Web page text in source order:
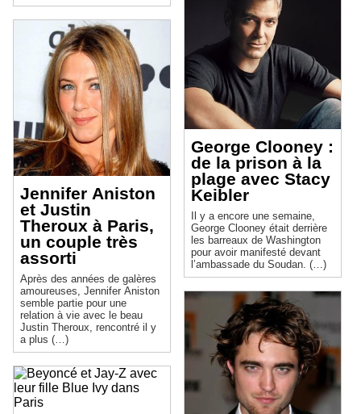
Jennifer Aniston
et Justin
Theroux à Paris,
un couple très
assorti
Après des années de galères
amoureuses, Jennifer Aniston
semble partie pour une
relation à vie avec le beau
Justin Theroux, rencontré il y
a plus (…)
George Clooney :
de la prison à la
plage avec Stacy
Keibler
Il y a encore une semaine,
George Clooney était derrière
les barreaux de Washington
pour avoir manifesté devant
l’ambassade du Soudan. (…)